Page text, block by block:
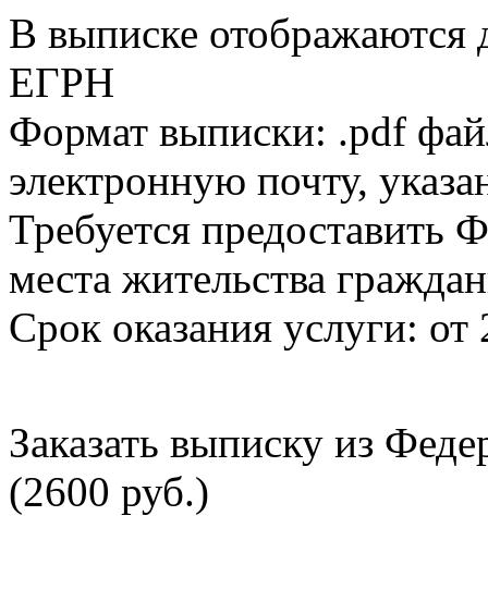
В выписке
ЕГРН
Формат выписки: .pdf
электронную почту,
Требуется
места жительства
Срок оказания услуги: от
Заказать выписку из
(2600 руб.)